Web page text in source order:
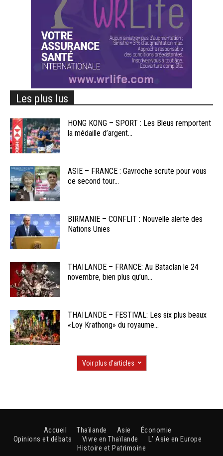
Les plus lus
HONG KONG – SPORT : Les Bleus remportent
la médaille d’argent...
ASIE – FRANCE : Gavroche scrute pour vous
ce second tour...
BIRMANIE – CONFLIT : Nouvelle alerte des
Nations Unies
THAÏLANDE – FRANCE: Au Bataclan le 24
novembre, bien plus qu’un...
THAÏLANDE – FESTIVAL: Les six plus beaux
«Loy Krathong» du royaume...
Voir plus d'articles
Accueil Thaïlande Asie
Économie
Opinions et débats
Vivre en Thaïlande
L’ Asie en Europe
Histoire et Patrimoine